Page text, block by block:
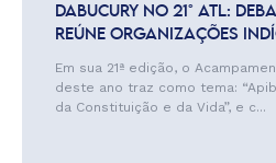
DABUCURY NO 21° ATL:
REÚNE ORGANIZAÇÕES
Em sua 21ª edição, o
deste ano traz como tema:
da Constituição e da Vida”, e c...